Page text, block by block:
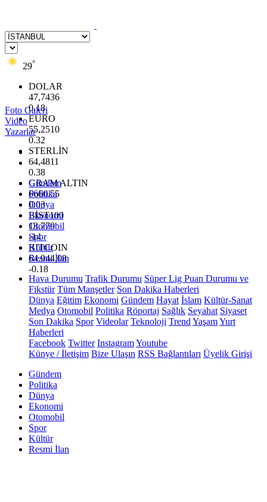
29°
DOLAR
47,7436
0.18
EURO
55,2510
0.32
STERLİN
64,4811
0.38
GRAM ALTIN
6660.55
0.03
BİST100
13.779
-14
BITCOIN
64.944,08
-0.18
Foto Galeri
Video
Yazarlar
Gündem
Politika
Dünya
Ekonomi
Otomobil
Spor
Kültür
Resmi İlan
Hava Durumu Trafik Durumu Süper Lig Puan Durumu ve
Fikstür Tüm Manşetler Son Dakika Haberleri
Dünya Eğitim Ekonomi Gündem Hayat İslam Kültür-Sanat
Medya Otomobil Politika Röportaj Sağlık Seyahat Siyaset
Son Dakika Spor Videolar Teknoloji Trend YaşamYurt
Haberleri
Facebook Twitter InstagramYoutube
Künye / İletişim Bize Ulaşın RSS Bağlantıları Üyelik Girişi
Gündem
Politika
Dünya
Ekonomi
Otomobil
Spor
Kültür
Resmi İlan